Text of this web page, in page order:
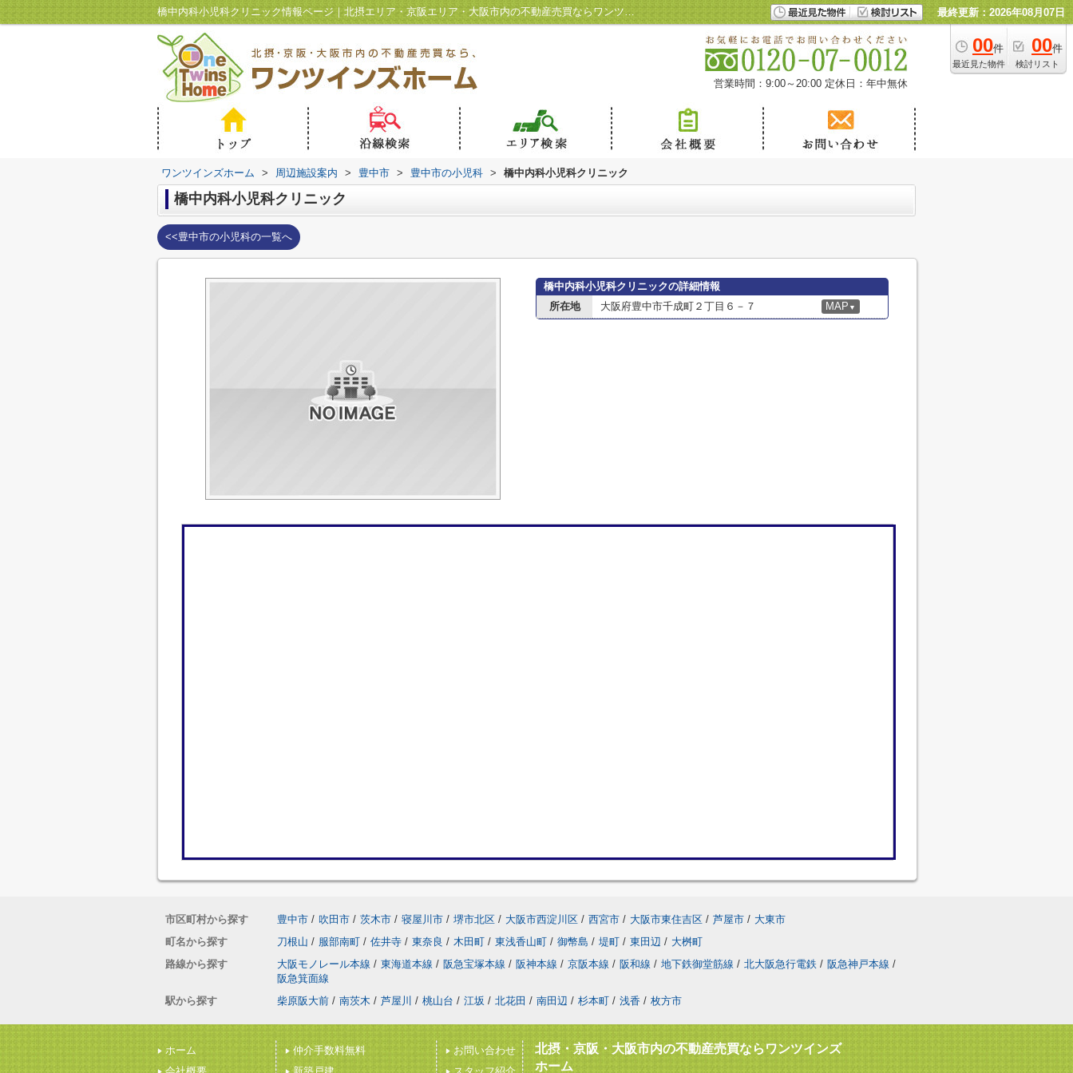
橋中内科小児科クリニック情報ページ｜北摂エリア・京阪エリア・大阪市内の不動産売買ならワンツインズホーム 最終更新：2026年08月07日
00件
最近見た物件
00件
検討リスト
営業時間：9:00～20:00 定休日：年中無休
ワンツインズホーム > 周辺施設案内 > 豊中市 > 豊中市の小児科 > 橋中内科小児科クリニック
橋中内科小児科クリニック
<<豊中市の小児科の一覧へ
橋中内科小児科クリニックの詳細情報
所在地
大阪府豊中市千成町２丁目６－７ MAP ▼
市区町村から探す 豊中市 / 吹田市 / 茨木市 / 寝屋川市 / 堺市北区 / 大阪市西淀川区 / 西宮市 / 大阪市東住吉区 / 芦屋市 / 大東市
町名から探す
刀根山 / 服部南町 / 佐井寺 / 東奈良 / 木田町 / 東浅香山町 / 御幣島 / 堤町 / 東田辺 / 大桝町
路線から探す
大阪モノレール本線 / 東海道本線 / 阪急宝塚本線 / 阪神本線 / 京阪本線 / 阪和線 / 地下鉄御堂筋線 / 北大阪急行電鉄 / 阪急神戸本線 /
阪急箕面線
駅から探す
柴原阪大前 / 南茨木 / 芦屋川 / 桃山台 / 江坂 / 北花田 / 南田辺 / 杉本町 / 浅香 / 枚方市
ホーム
仲介手数料無料
お問い合わせ
北摂・京阪・大阪市内の不動産売買ならワンツインズ
ホーム